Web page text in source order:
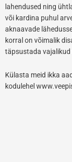
lahendused ning
või kardina puhul
aknaavade
korral on võimalik
täpsustada vajalikud
Külasta meid ikka
kodulehel